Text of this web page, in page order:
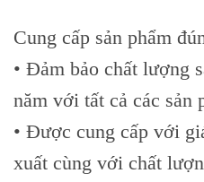
Cung cấp sản phẩm
• Đảm bảo chất lượng
năm với tất cả các sản
• Được cung cấp với
xuất cùng với chất